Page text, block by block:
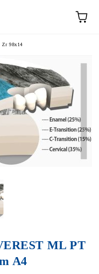
Zr 98x14
ML PT
A4